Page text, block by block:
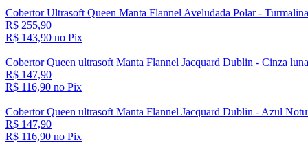
Cobertor Ultrasoft Queen Manta Flannel Aveludada Polar - Turmalina
R$ 255,90
R$ 143,90 no Pix
Cobertor Queen ultrasoft Manta Flannel Jacquard Dublin - Cinza
R$ 147,90
R$ 116,90 no Pix
Cobertor Queen ultrasoft Manta Flannel Jacquard Dublin - Azul
R$ 147,90
R$ 116,90 no Pix